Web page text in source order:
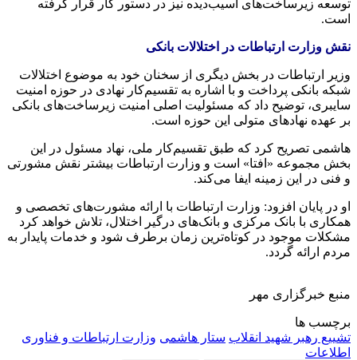
توسعه زیرساخت‌های آسیب‌دیده نیز در دستور کار قرار گرفته
است.
نقش وزارت ارتباطات در اختلالات بانکی
وزیر ارتباطات در بخش دیگری از سخنان خود به موضوع اختلالات
شبکه بانکی پرداخت و با اشاره به تقسیم‌کار نهادی در حوزه امنیت
سایبری، توضیح داد که مسئولیت اصلی امنیت زیرساخت‌های بانکی
بر عهده نهادهای متولی این حوزه است.
هاشمی تصریح کرد که طبق تقسیم‌کار ملی، نهاد مسئول در این
بخش مجموعه «افتا» است و وزارت ارتباطات بیشتر نقش مشورتی
و فنی در این زمینه ایفا می‌کند.
او در پایان افزود: وزارت ارتباطات با ارائه مشورت‌های تخصصی و
همکاری با بانک مرکزی و بانک‌های درگیر اختلال، تلاش خواهد کرد
مشکلات موجود در کوتاه‌ترین زمان برطرف شود و خدمات پایدار به
مردم ارائه گردد.
منبع خبرگزاری مهر
برچسب ها
تشییع رهبر شهید انقلاب ستار هاشمی وزارت ارتباطات و فناوری
اطلاعات